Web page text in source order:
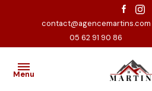
contact@agencemartins.com
05 62 91 90 86
Menu